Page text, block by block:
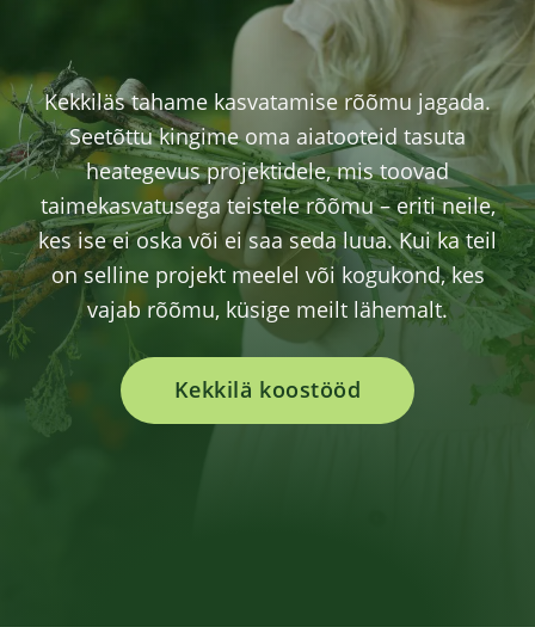
Kekkiläs tahame kasvatamise rõõmu jagada.
Seetõttu kingime oma aiatooteid tasuta
heategevus projektidele, mis toovad
taimekasvatusega teistele rõõmu – eriti neile,
kes ise ei oska või ei saa seda luua. Kui ka teil
on selline projekt meelel või kogukond, kes
vajab rõõmu, küsige meilt lähemalt.
Kekkilä koostööd